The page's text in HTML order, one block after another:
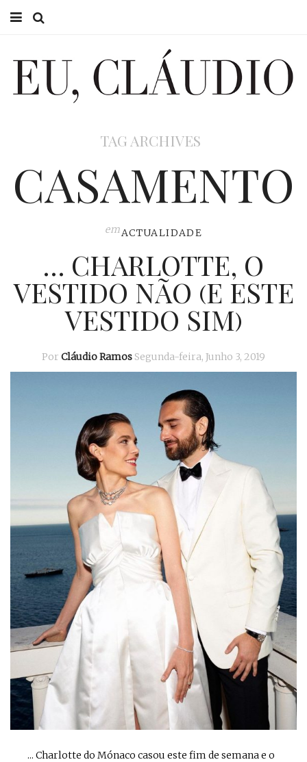
EU CLÁUDIO
EU, PAI
TAG ARCHIVES
CASAMENTO
emACTUALIDADE
… CHARLOTTE, O
VESTIDO NÃO (E ESTE
VESTIDO SIM)
Por Cláudio Ramos Segunda-feira, Junho 3, 2019
... Charlotte do Mónaco casou este fim de semana e o